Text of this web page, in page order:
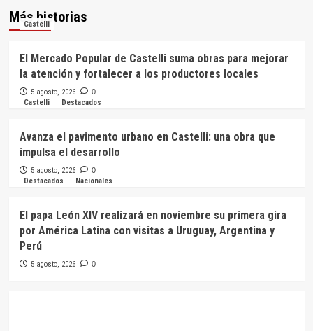
Más historias
Castelli
El Mercado Popular de Castelli suma obras para mejorar
la atención y fortalecer a los productores locales
5 agosto, 2026 0
Castelli Destacados
Avanza el pavimento urbano en Castelli: una obra que
impulsa el desarrollo
5 agosto, 2026 0
Destacados Nacionales
El papa León XIV realizará en noviembre su primera gira
por América Latina con visitas a Uruguay, Argentina y
Perú
5 agosto, 2026 0